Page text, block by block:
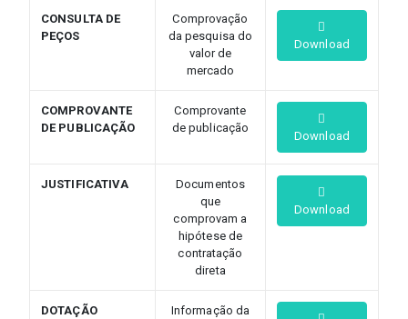
CONSULTA DE
PEÇOS
Comprovação
da pesquisa do
valor de
mercado
Download
COMPROVANTE
DE PUBLICAÇÃO
Comprovante
de publicação
Download
JUSTIFICATIVA
Documentos
que
comprovam a
hipótese de
contratação
direta
Download
DOTAÇÃO
Informação da